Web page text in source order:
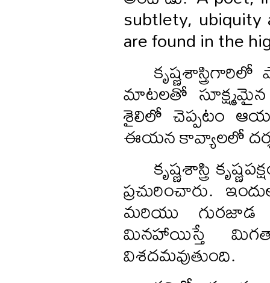
subtlety,
are found in the
మాటలతో
శైలిలో చెప్పటం
ఈయన కావ్యాలలో
కృష్ణశాస్త్రి
ప్రచురించారు.
మరియు గురజాడ
మినహాయిస్తే
విశదమవుతుంది.